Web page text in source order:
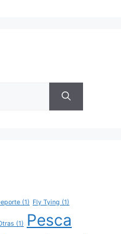
(1) Fly Tying (1)
(1)
Pesca